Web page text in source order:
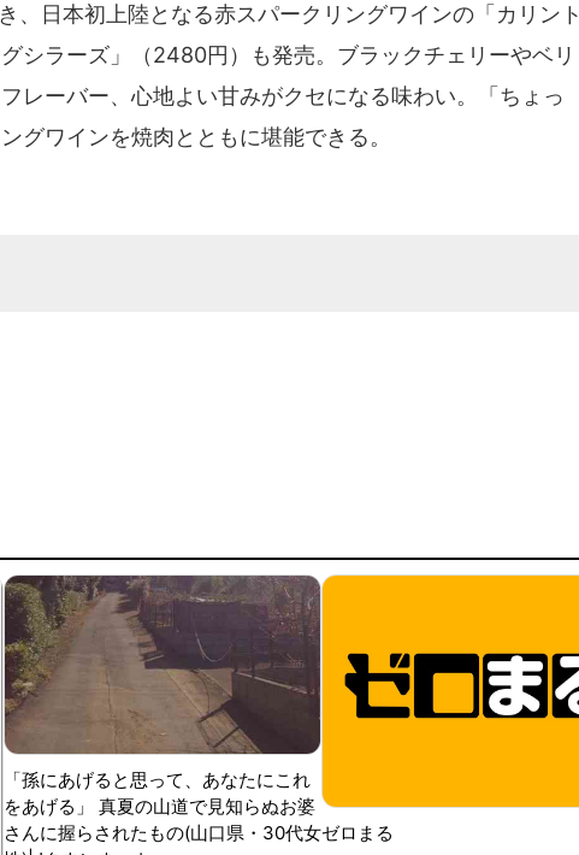
、日本初上陸となる赤スパークリングワインの「カリント
シラーズ」（2480円）も発売。ブラックチェリーやベリ
レーバー、心地よい甘みがクセになる味わい。「ちょっ
グワインを焼肉とともに堪能できる。
「孫にあげると思って、あなたにこれ
をあげる」 真夏の山道で見知らぬお婆
さんに握らされたもの(山口県・30代女ゼロまる